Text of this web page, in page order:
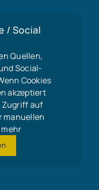
/ Social
Quellen,
Social-
Cookies
akzeptiert
Zugriff auf
manuellen